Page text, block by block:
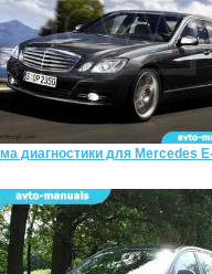
диагностики для Mercedes